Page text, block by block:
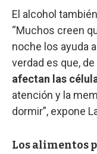
El alcohol
“Muchos creen
noche los ayuda
verdad es que, de
afectan las
atención y la
dormir”, expone
Los alimentos